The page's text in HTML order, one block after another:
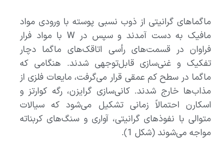
ماگماهای گرانیتی از ذوب نسبی پوسته با ورودی مواد
مافیک به دست آمدند و سپس در W با مواد فرار
فراوان در قسمت‌های رأسی اتاقک‌های ماگما دچار
تفکیک و غنی‌سازی قابل‌توجهی شدند. هنگامی که
ماگما در سطح کم عمقی قرار می‌گرفت، مایعات فلزی از
مذاب‌ها خارج شدند. کانی‌سازی گرایزن، رگه کوارتز و
اسکارن احتمالاً زمانی تشکیل می‌شود که سیالات
متوالی با نفوذهای گرانیتی، آواری و سنگ‌های کربناته
مواجه می‌شوند (شکل 1).